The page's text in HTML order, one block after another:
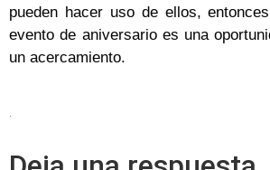
pueden hacer uso de ellos,
evento de aniversario es una
un acercamiento.